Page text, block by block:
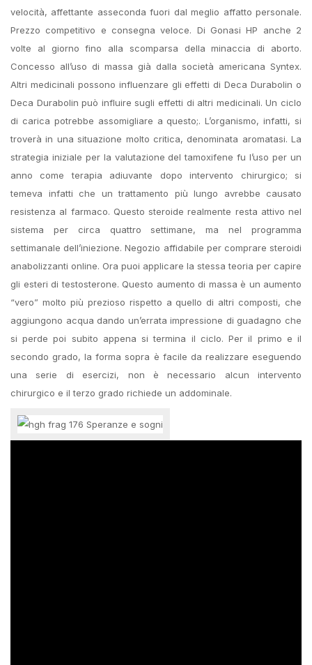
velocità, affettante asseconda fuori dal meglio affatto personale.
Prezzo competitivo e consegna veloce. Di Gonasi HP anche 2
volte al giorno fino alla scomparsa della minaccia di aborto.
Concesso all’uso di massa già dalla società americana Syntex.
Altri medicinali possono influenzare gli effetti di Deca Durabolin o
Deca Durabolin può influire sugli effetti di altri medicinali. Un ciclo
di carica potrebbe assomigliare a questo;. L’organismo, infatti, si
troverà in una situazione molto critica, denominata aromatasi. La
strategia iniziale per la valutazione del tamoxifene fu l’uso per un
anno come terapia adiuvante dopo intervento chirurgico; si
temeva infatti che un trattamento più lungo avrebbe causato
resistenza al farmaco. Questo steroide realmente resta attivo nel
sistema per circa quattro settimane, ma nel programma
settimanale dell’iniezione. Negozio affidabile per comprare steroidi
anabolizzanti online. Ora puoi applicare la stessa teoria per capire
gli esteri di testosterone. Questo aumento di massa è un aumento
“vero” molto più prezioso rispetto a quello di altri composti, che
aggiungono acqua dando un’errata impressione di guadagno che
si perde poi subito appena si termina il ciclo. Per il primo e il
secondo grado, la forma sopra è facile da realizzare eseguendo
una serie di esercizi, non è necessario alcun intervento
chirurgico e il terzo grado richiede un addominale.